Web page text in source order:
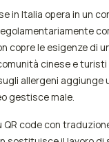
in Italia opera in un
copre le esigenze di
cinese e turisti
allergeni aggiunge
gestisce male.
QR code con